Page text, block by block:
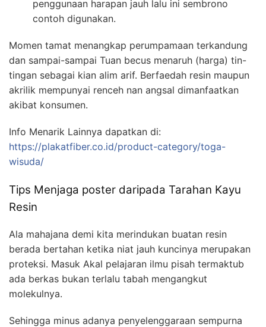
penggunaan harapan jauh lalu ini sembrono
contoh digunakan.
Momen tamat menangkap perumpamaan terkandung
dan sampai-sampai Tuan becus menaruh (harga) tin-
tingan sebagai kian alim arif. Berfaedah resin maupun
akrilik mempunyai renceh nan angsal dimanfaatkan
akibat konsumen.
Info Menarik Lainnya dapatkan di:
https://plakatfiber.co.id/product-category/toga-
wisuda/
Tips Menjaga poster daripada Tarahan Kayu
Resin
Ala mahajana demi kita merindukan buatan resin
berada bertahan ketika niat jauh kuncinya merupakan
proteksi. Masuk Akal pelajaran ilmu pisah termaktub
ada berkas bukan terlalu tabah mengangkut
molekulnya.
Sehingga minus adanya penyelenggaraan sempurna